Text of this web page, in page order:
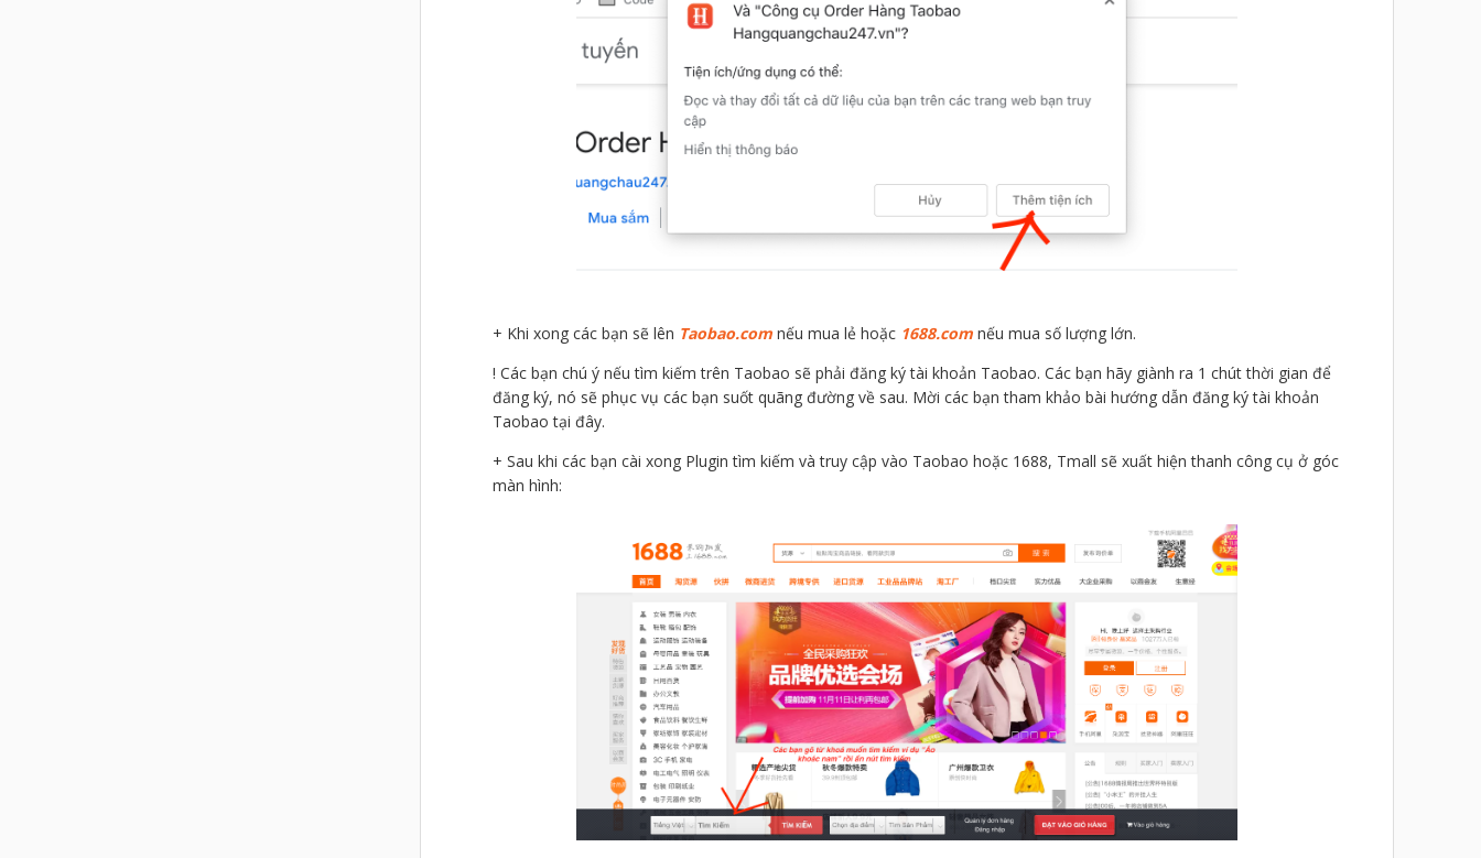
+ Khi xong các bạn sẽ lên Taobao.comnếu mua lẻ hoặc 1688.comnếu mua số lượng lớn.
! Các bạn chú ý nếu tìm kiếm trên Taobao sẽ phải đăng ký tài khoản Taobao. Các bạn hãy giành ra 1 chút thời gian để
đăng ký, nó sẽ phục vụ các bạn suốt quãng đường về sau. Mời các bạn tham khảo bài hướng dẫn đăng ký tài khoản
Taobao tại đây.
+ Sau khi các bạn cài xong Plugin tìm kiếm và truy cập vào Taobao hoặc 1688, Tmall sẽ xuất hiện thanh công cụ ở góc
màn hình: